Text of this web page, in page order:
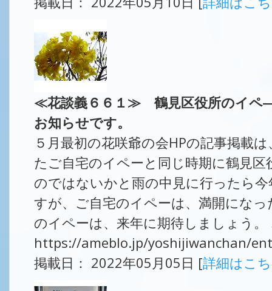
≪花談義６６１≫ 鶴見区役所のイペ
お知らせです。
５月最初の花咲爺の会HPの記事掲載
たご自宅のイペーと同じ時期に鶴見
のではないかと雨の中見に行ったら
すが、ご自宅のイペーは、満開にな
のイペーは、来年に期待しましょう
https://ameblo.jp/yoshijiwanchan/
掲載日： 2022年05月05日 [詳細はこ